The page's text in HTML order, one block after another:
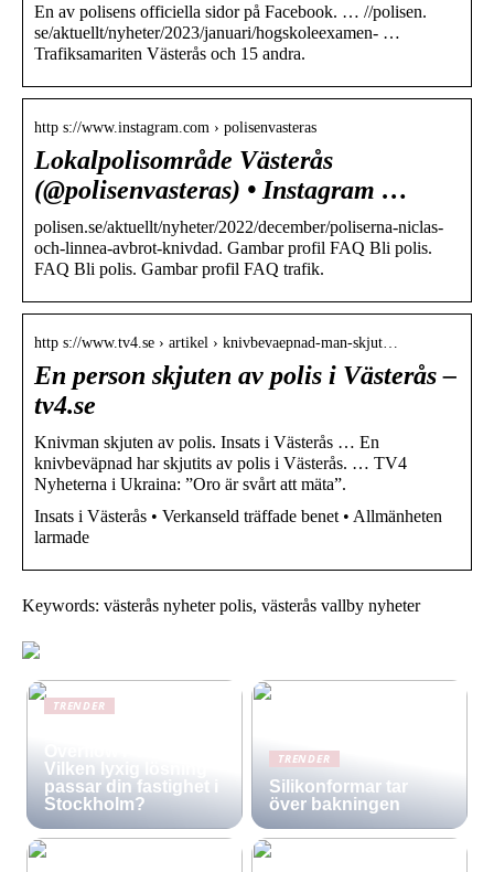
En av polisens officiella sidor på Facebook. … //polisen.
se/aktuellt/nyheter/2023/januari/hogskoleexamen- …
Trafiksamariten Västerås och 15 andra.
http s://www.instagram.com › polisenvasteras
Lokalpolisområde Västerås
(@polisenvasteras) • Instagram …
polisen.se/aktuellt/nyheter/2022/december/poliserna-niclas-
och-linnea-avbrot-knivdad. Gambar profil FAQ Bli polis.
FAQ Bli polis. Gambar profil FAQ trafik.
http s://www.tv4.se › artikel › knivbevaepnad-man-skjut…
En person skjuten av polis i Västerås –
tv4.se
Knivman skjuten av polis. Insats i Västerås … En
knivbeväpnad har skjutits av polis i Västerås. … TV4
Nyheterna i Ukraina: ”Oro är svårt att mäta”.
Insats i Västerås • Verkanseld träffade benet • Allmänheten
larmade
Keywords: västerås nyheter polis, västerås vallby nyheter
TRENDER
Vilken lyxig lösning
passar din fastighet i
Stockholm?
TRENDER
Silikonformar tar
över bakningen